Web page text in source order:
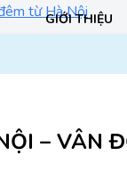
GIỚI THIỆU
– VÂN